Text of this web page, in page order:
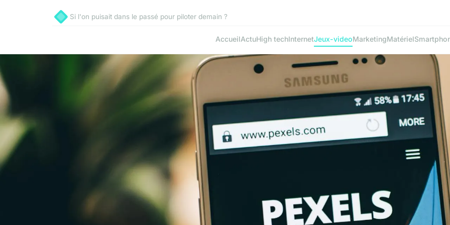
Si l'on puisait dans le passé pour piloter demain ?
AccueilActuHigh techInternetJeux-videoMarketingMatériel